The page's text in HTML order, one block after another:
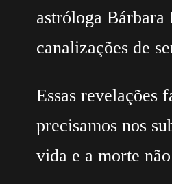
astróloga Bárbara
canalizações de
Essas revelações
precisamos nos
vida e a morte